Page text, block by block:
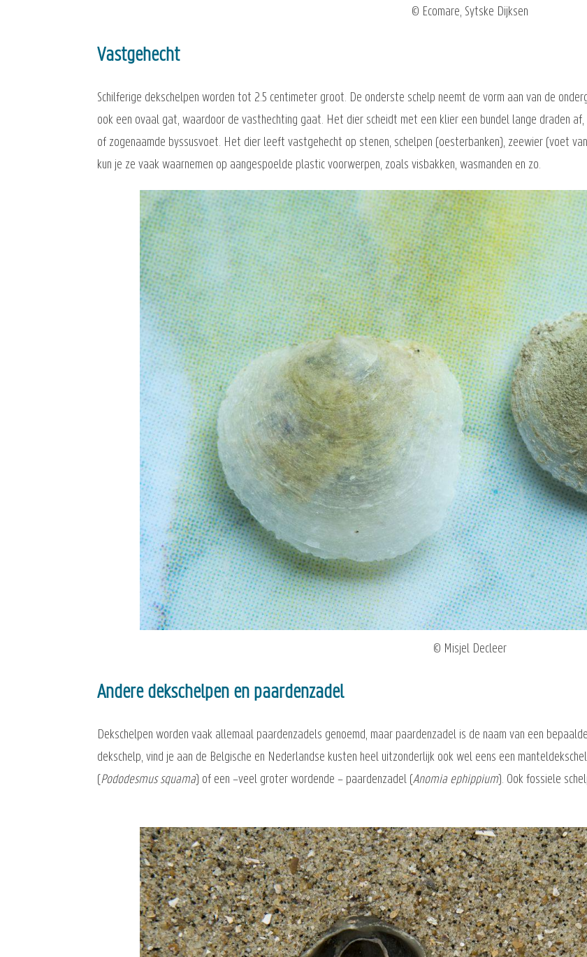
© Ecomare, Sytske Dijksen
Vastgehecht
Schilferige dekschelpen worden tot 2.5 centimeter groot. De onderste schelp neemt de vorm aan van de
ook een ovaal gat, waardoor de vasthechting gaat. Het dier scheidt met een klier een bundel lange draden
of zogenaamde byssusvoet. Het dier leeft vastgehecht op stenen, schelpen (oesterbanken), zeewier (voet
kun je ze vaak waarnemen op aangespoelde plastic voorwerpen, zoals visbakken, wasmanden en zo.
© Misjel Decleer
Andere dekschelpen en paardenzadel
Dekschelpen worden vaak allemaal paardenzadels genoemd, maar paardenzadel is de naam van een
dekschelp, vind je aan de Belgische en Nederlandse kusten heel uitzonderlijk ook wel eens een
(Pododesmus squama) of een –veel groter wordende – paardenzadel (Anomia ephippium). Ook fossiele